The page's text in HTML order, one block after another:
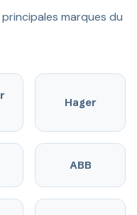
marques du
Hager
ABB